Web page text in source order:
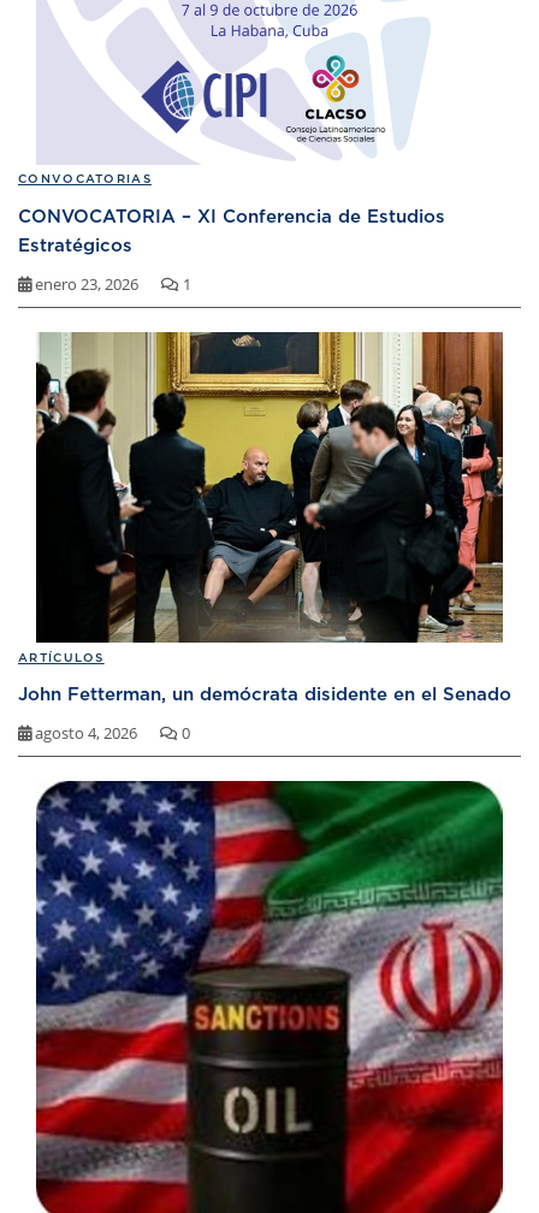
CONVOCATORIAS
CONVOCATORIA – XI Conferencia de Estudios
Estratégicos
enero 23, 2026 1
ARTÍCULOS
John Fetterman, un demócrata disidente en el Senado
agosto 4, 2026 0